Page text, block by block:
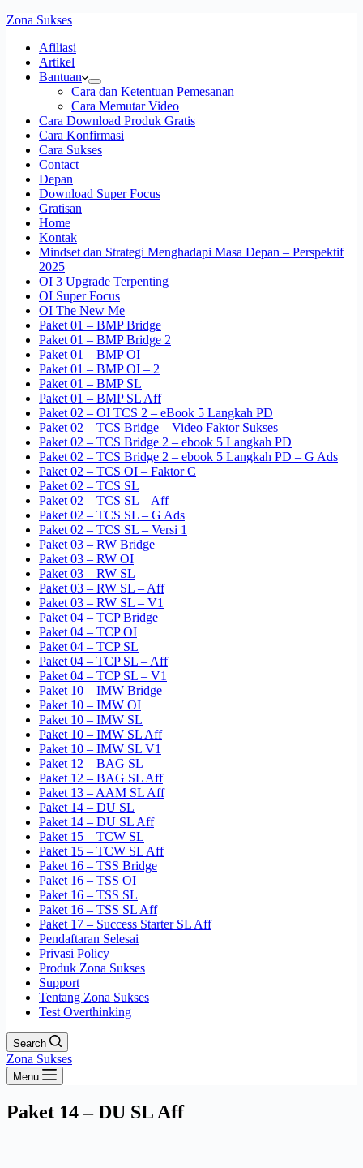
Zona Sukses
Afiliasi
Artikel
Bantuan
Cara dan Ketentuan Pemesanan
Cara Memutar Video
Cara Download Produk Gratis
Cara Konfirmasi
Cara Sukses
Contact
Depan
Download Super Focus
Gratisan
Home
Kontak
Mindset dan Strategi Menghadapi Masa Depan – Perspektif
2025
OI 3 Upgrade Terpenting
OI Super Focus
OI The New Me
Paket 01 – BMP Bridge
Paket 01 – BMP Bridge 2
Paket 01 – BMP OI
Paket 01 – BMP OI – 2
Paket 01 – BMP SL
Paket 01 – BMP SL Aff
Paket 02 – OI TCS 2 – eBook 5 Langkah PD
Paket 02 – TCS Bridge – Video Faktor Sukses
Paket 02 – TCS Bridge 2 – ebook 5 Langkah PD
Paket 02 – TCS Bridge 2 – ebook 5 Langkah PD – G Ads
Paket 02 – TCS OI – Faktor C
Paket 02 – TCS SL
Paket 02 – TCS SL – Aff
Paket 02 – TCS SL – G Ads
Paket 02 – TCS SL – Versi 1
Paket 03 – RW Bridge
Paket 03 – RW OI
Paket 03 – RW SL
Paket 03 – RW SL – Aff
Paket 03 – RW SL – V1
Paket 04 – TCP Bridge
Paket 04 – TCP OI
Paket 04 – TCP SL
Paket 04 – TCP SL – Aff
Paket 04 – TCP SL – V1
Paket 10 – IMW Bridge
Paket 10 – IMW OI
Paket 10 – IMW SL
Paket 10 – IMW SL Aff
Paket 10 – IMW SL V1
Paket 12 – BAG SL
Paket 12 – BAG SL Aff
Paket 13 – AAM SL Aff
Paket 14 – DU SL
Paket 14 – DU SL Aff
Paket 15 – TCW SL
Paket 15 – TCW SL Aff
Paket 16 – TSS Bridge
Paket 16 – TSS OI
Paket 16 – TSS SL
Paket 16 – TSS SL Aff
Paket 17 – Success Starter SL Aff
Pendaftaran Selesai
Privasi Policy
Produk Zona Sukses
Support
Tentang Zona Sukses
Test Overthinking
Search
Zona Sukses
Menu
Paket 14 – DU SL Aff